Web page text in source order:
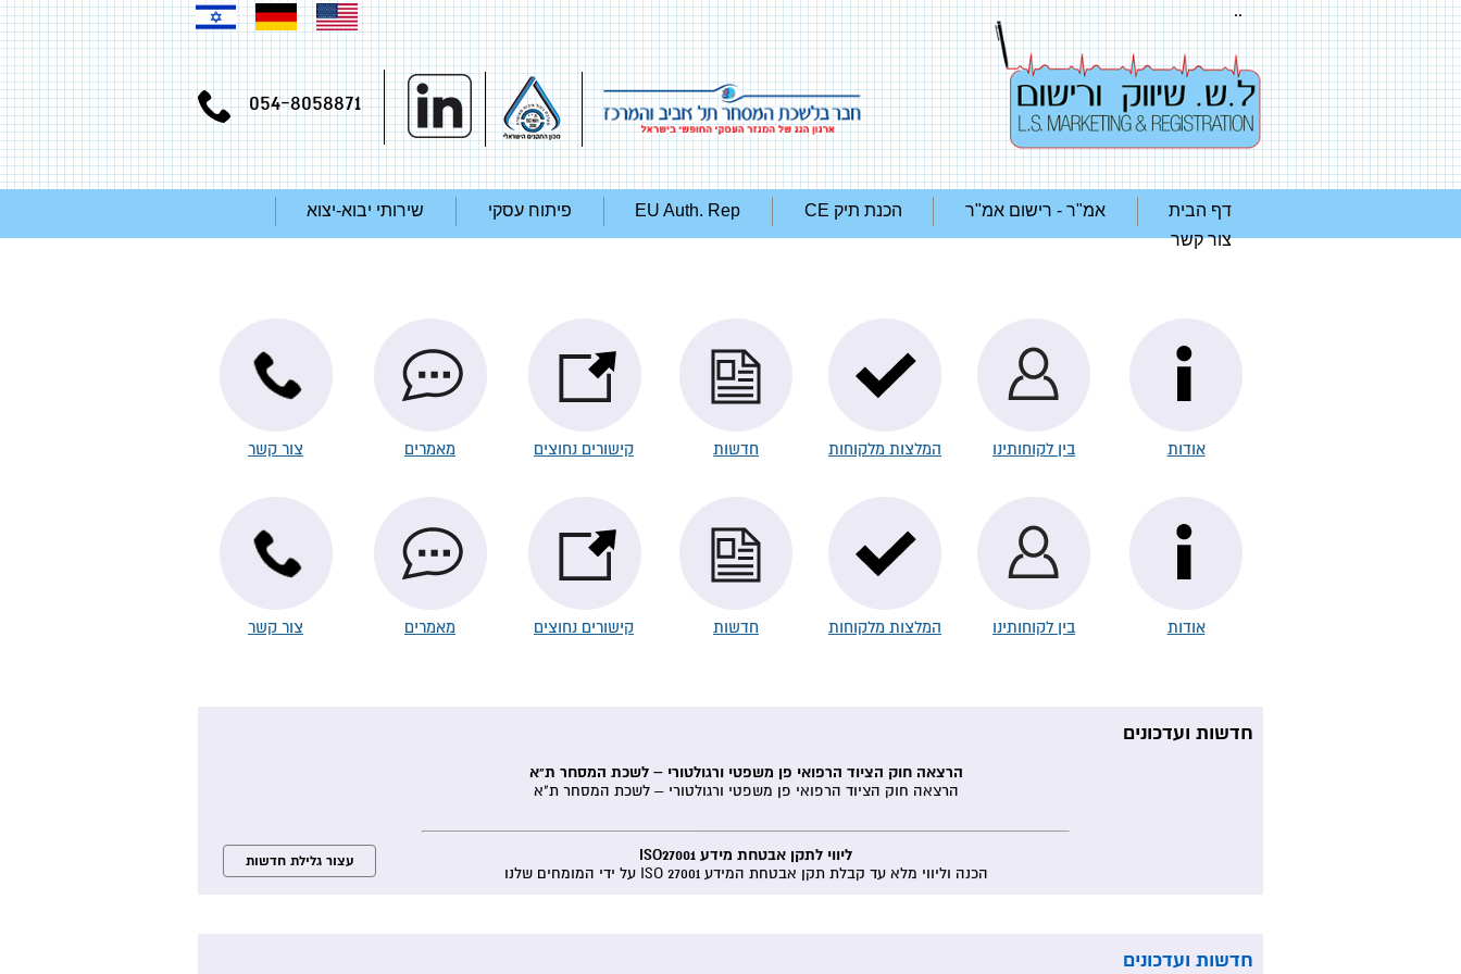
054-8058871
..
דף הבית אמ"ר - רישום אמ"ר הכנת תיק CE EU Auth. Rep פיתוח עסקי
שירותי יבוא-יצוא
צור קשר
אודות בין לקוחותינו המלצות מלקוחות חדשות קישורים נחוצים מאמרים צור קשר
אודות בין לקוחותינו המלצות מלקוחות חדשות קישורים נחוצים מאמרים צור קשר
הרצאה חוק הציוד הרפואי פן משפטי ורגולטורי – לשכת המסחר ת"א
הרצאה חוק הציוד הרפואי פן משפטי ורגולטורי – לשכת המסחר ת"א
ליווי לתקן אבטחת מידע ISO27001
הכנה וליווי מלא עד קבלת תקן אבטחת המידע ISO 27001 על ידי המומחים שלנו
חדשות ועדכונים
חדשות ועדכונים